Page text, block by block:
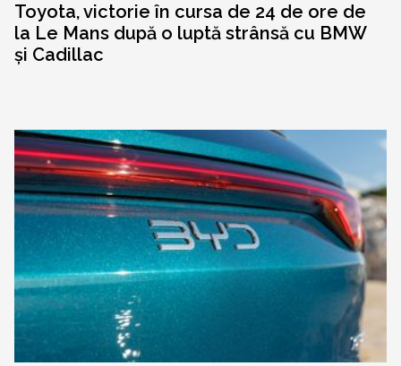
Toyota, victorie în cursa de 24 de ore de
la Le Mans după o luptă strânsă cu BMW
și Cadillac